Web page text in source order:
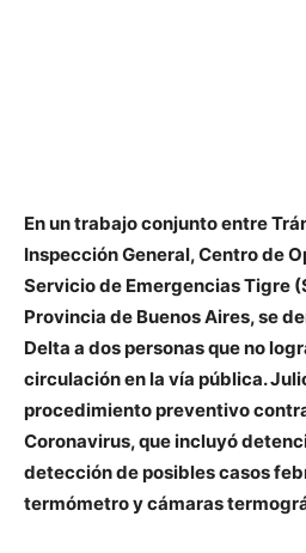
En un trabajo conjunto entre
Inspección General, Centro de
Servicio de Emergencias Tigre
Provincia de Buenos Aires, se
Delta a dos personas que no
circulación en la vía pública.
procedimiento preventivo
Coronavirus, que incluyó
detección de posibles casos
termómetro y cámaras